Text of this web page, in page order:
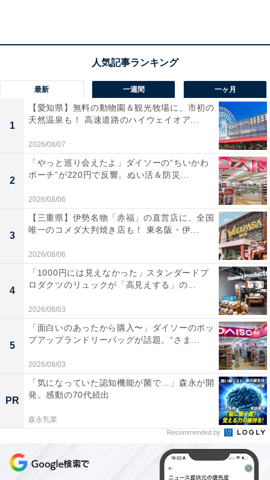
100km/hに到達するとしていたが、すぐにバッテリーが
空になってしまい、実用になるとは言いがたかった。
2代目となった新型プリウスPHVは、EV走行距離を2倍
超の68.2kmまで拡大し、EV走行最高速度を135km/hに引
き上げている。さらに、駆動用バッテリー専用ヒーター
などの採用によりエンジンが掛かりにくくなり、「より
EV度」を増しているというのが謳い文句だ。
量産モデルでは世界初となるソーラー充電も
最新 一週間 一ヶ月
1
【愛知県】無料の動物園＆観光牧場に、市初の
天然温泉も！ 高速道路のハイウェイオア...
2026/08/07
2
「やっと巡り会えたよ」ダイソーの“ちいかわ
ポーチ”が220円で反響。ぬい活＆防災...
2026/08/06
3
【三重県】伊勢名物「赤福」の直営店に、全国
唯一のコメダ大判焼き店も！ 東名阪・伊...
2026/08/06
4
「1000円には見えなかった」スタンダードプ
ロダクツのリュックが「高見えする」の...
2026/08/03
5
「面白いのあったから購入〜」ダイソーのポッ
プアップランドリーバッグが話題。“さま...
2026/08/03
PR
「気になっていた認知機能が菌で…」森永が開
発。感動の70代続出
森永乳業
Recommended by